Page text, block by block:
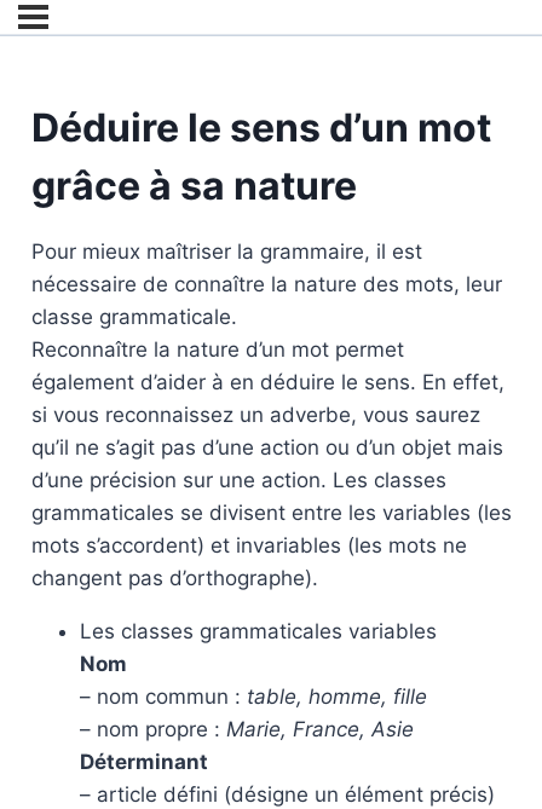
Déduire le sens d’un mot
grâce à sa nature
Pour mieux maîtriser la grammaire, il est
nécessaire de connaître la nature des mots, leur
classe grammaticale.
Reconnaître la nature d’un mot permet
également d’aider à en déduire le sens. En effet,
si vous reconnaissez un adverbe, vous saurez
qu’il ne s’agit pas d’une action ou d’un objet mais
d’une précision sur une action. Les classes
grammaticales se divisent entre les variables (les
mots s’accordent) et invariables (les mots ne
changent pas d’orthographe).
Les classes grammaticales variables
Nom
– nom commun : table, homme, fille
– nom propre : Marie, France, Asie
Déterminant
– article défini (désigne un élément précis)